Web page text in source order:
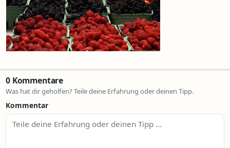
0 Kommentare
Was hat dir geholfen? Teile deine Erfahrung oder deinen Tipp.
Kommentar